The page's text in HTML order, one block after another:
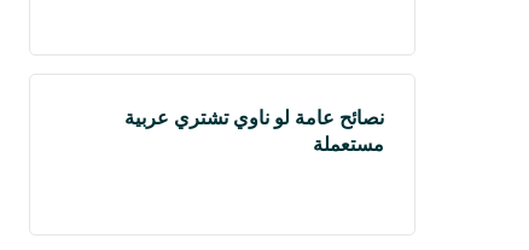
نصائح عامة لو ناوي تشتري عربية
مستعملة